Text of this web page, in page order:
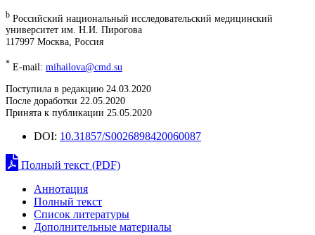
b Российский национальный исследовательский медицинский
университет им. Н.И. Пирогова
117997 Москва, Россия
* E-mail: mihailova@cmd.su
Поступила в редакцию 24.03.2020
После доработки 22.05.2020
Принята к публикации 25.05.2020
DOI: 10.31857/S0026898420060087
Полный текст (PDF)
Аннотация
Полный текст
Список литературы
Дополнительные материалы